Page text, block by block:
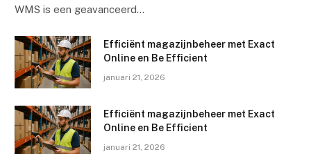
WMS is een geavanceerd…
Efficiënt magazijnbeheer met Exact
Online en Be Efficient
januari 21, 2026
Efficiënt magazijnbeheer met Exact
Online en Be Efficient
januari 21, 2026